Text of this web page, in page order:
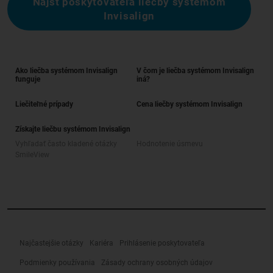
Invisalign
Ako liečba systémom Invisalign
funguje
V čom je liečba systémom Invisalign
iná?
Liečiteľné prípady Cena liečby systémom Invisalign
Získajte liečbu systémom Invisalign
Najčastejšie otázky Kariéra Prihlásenie poskytovateľa
Podmienky používania Zásady ochrany osobných údajov